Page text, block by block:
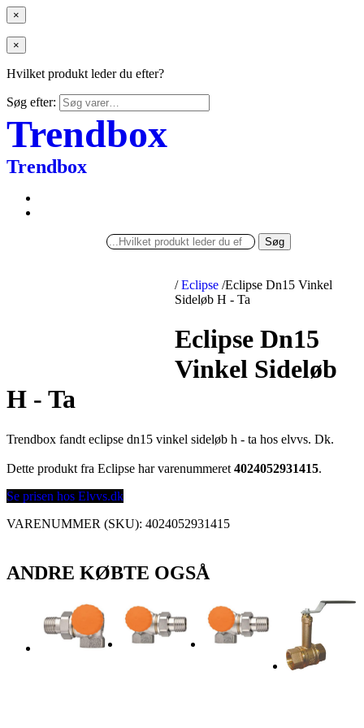
×
×
Hvilket produkt leder du efter?
Søg efter:
Trendbox
Trendbox
Søg
/ Eclipse /Eclipse Dn15 Vinkel
Sideløb H - Ta
Eclipse Dn15
Vinkel Sideløb
H - Ta
Trendbox fandt eclipse dn15 vinkel sideløb h - ta hos elvvs. Dk.
Dette produkt fra Eclipse har varenummeret 4024052931415.
Se prisen hos Elvvs.dk
VARENUMMER (SKU): 4024052931415
ANDRE KØBTE OGSÅ